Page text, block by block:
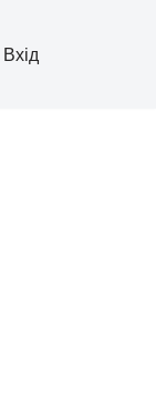
Вхід